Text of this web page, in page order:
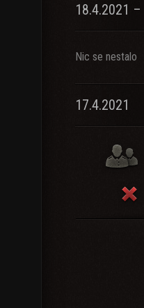
18.4.2021 –
Nic se nestalo
17.4.2021